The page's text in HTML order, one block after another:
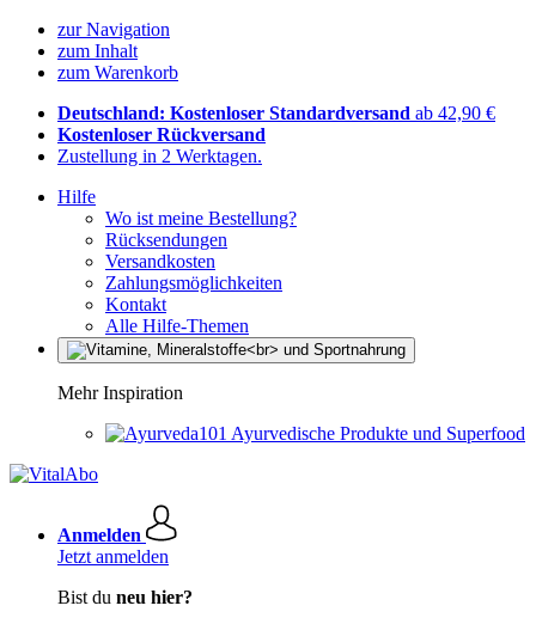
zur Navigation
zum Inhalt
zum Warenkorb
Deutschland: Kostenloser Standardversand ab 42,90 €
Kostenloser Rückversand
Zustellung in 2 Werktagen.
Hilfe
Wo ist meine Bestellung?
Rücksendungen
Versandkosten
Zahlungsmöglichkeiten
Kontakt
Alle Hilfe-Themen
Mehr Inspiration
Ayurvedische Produkte und Superfood
Anmelden
Jetzt anmelden
Bist du neu hier?